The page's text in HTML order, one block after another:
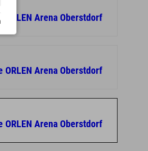
ORLEN Arena Oberstdorf
ORLEN Arena Oberstdorf
ORLEN Arena Oberstdorf